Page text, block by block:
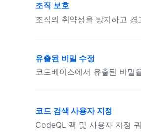
조직 보호
조직의 취약성을 방지하고
유출된 비밀 수정
코드베이스에서 유출된 비밀
코드 검색 사용자 지정
CodeQL 팩 및 사용자 지정